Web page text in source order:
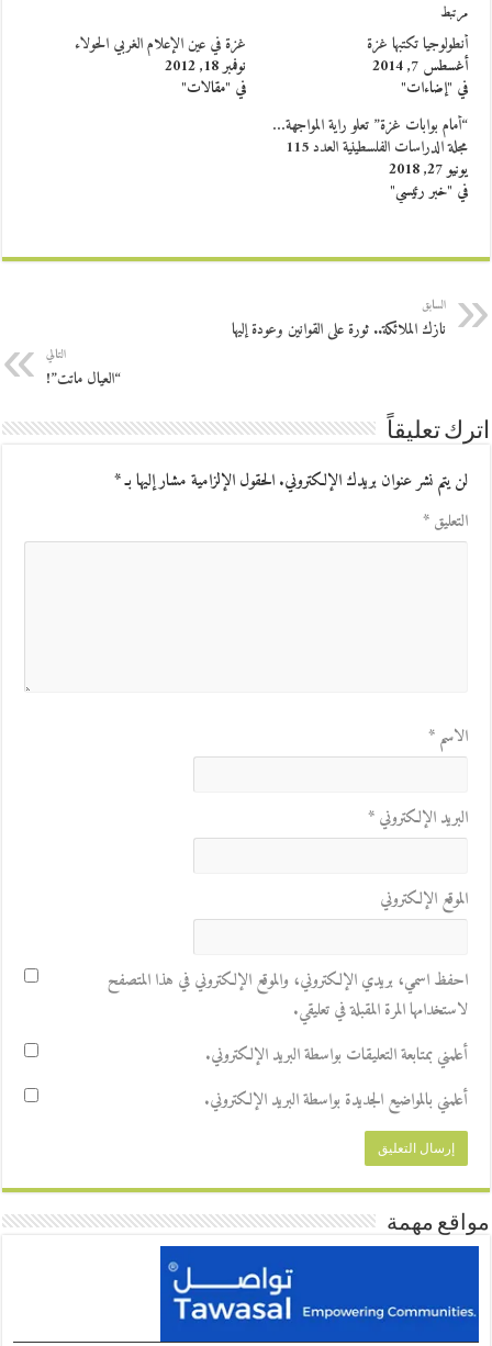
مرتبط
أنطولوجيا تكتبها غزة
أغسطس 7, 2014
في "إضاءات"
غزة في عين الإعلام الغربي الحولاء
نوفمبر 18, 2012
في "مقالات"
“أمام بوابات غزة” تعلو راية المواجهة…
مجلة الدراسات الفلسطينية العدد 115
يونيو 27, 2018
في "خبر رئيسي"
السابق
نازك الملائكة.. ثورة على القوانين وعودة إليها
التالي
“العيال ماتت”!
اترك تعليقاً
لن يتم نشر عنوان بريدك الإلكتروني.الحقول الإلزامية مشار إليها بـ*
التعليق*
الاسم*
البريد الإلكتروني*
الموقع الإلكتروني
احفظ اسمي، بريدي الإلكتروني، والموقع الإلكتروني في هذا المتصفح
لاستخدامها المرة المقبلة في تعليقي.
أعلمني بمتابعة التعليقات بواسطة البريد الإلكتروني.
أعلمني بالمواضيع الجديدة بواسطة البريد الإلكتروني.
مواقع مهمة